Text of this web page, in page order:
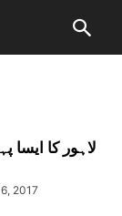
لاہور کا ایسا
2017